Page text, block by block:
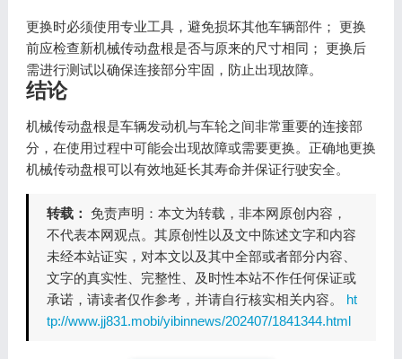
更换时必须使用专业工具，避免损坏其他车辆部件； 更换
前应检查新机械传动盘根是否与原来的尺寸相同； 更换后
需进行测试以确保连接部分牢固，防止出现故障。
结论
机械传动盘根是车辆发动机与车轮之间非常重要的连接部
分，在使用过程中可能会出现故障或需要更换。正确地更换
机械传动盘根可以有效地延长其寿命并保证行驶安全。
转载： 免责声明：本文为转载，非本网原创内容，
不代表本网观点。其原创性以及文中陈述文字和内容
未经本站证实，对本文以及其中全部或者部分内容、
文字的真实性、完整性、及时性本站不作任何保证或
承诺，请读者仅作参考，并请自行核实相关内容。 ht
tp://www.jj831.mobi/yibinnews/202407/1841344.html